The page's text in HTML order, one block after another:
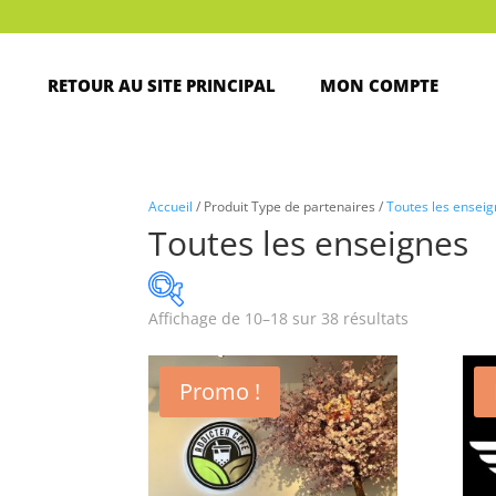
RETOUR AU SITE PRINCIPAL MON COMPTE
Accueil / Produit Type de partenaires /Toutes les
Toutes les enseignes
Affichage de 10–18 sur 38 résultats
Promo !